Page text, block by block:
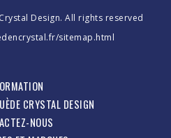
Design. All rights reserved
sitemap.html
CRYSTAL DESIGN
NOUS